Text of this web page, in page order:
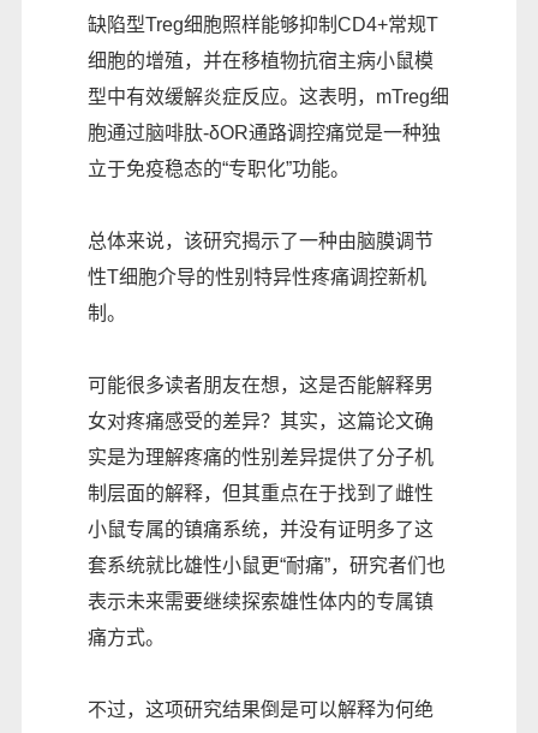
缺陷型Treg细胞照样能够抑制CD4+常规T
细胞的增殖，并在移植物抗宿主病小鼠模
型中有效缓解炎症反应。这表明，mTreg细
胞通过脑啡肽-δOR通路调控痛觉是一种独
立于免疫稳态的“专职化”功能。
总体来说，该研究揭示了一种由脑膜调节
性T细胞介导的性别特异性疼痛调控新机
制。
可能很多读者朋友在想，这是否能解释男
女对疼痛感受的差异？其实，这篇论文确
实是为理解疼痛的性别差异提供了分子机
制层面的解释，但其重点在于找到了雌性
小鼠专属的镇痛系统，并没有证明多了这
套系统就比雄性小鼠更“耐痛”，研究者们也
表示未来需要继续探索雄性体内的专属镇
痛方式。
不过，这项研究结果倒是可以解释为何绝